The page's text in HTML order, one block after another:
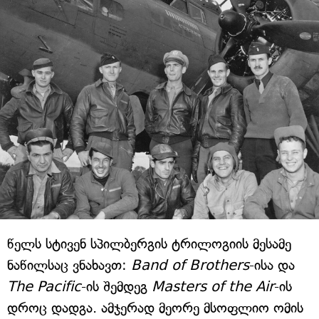
წელს სტივენ სპილბერგის ტრილოგიის მესამე
ნაწილსაც ვნახავთ: Band of Brothers-ისა და
The Pacific-ის შემდეგ Masters of the Air-ის
დროც დადგა. ამჯერად მეორე მსოფლიო ომის